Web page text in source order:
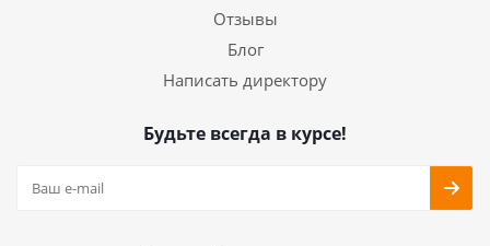
Отзывы
Блог
Написать директору
Будьте всегда в курсе!